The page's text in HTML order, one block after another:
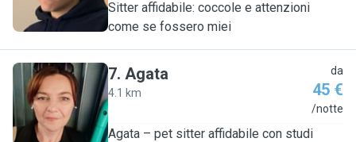
Sitter affidabile: coccole e attenzioni
come se fossero miei
A
7. Agata
4.1 km
da
45 €
/notte
Agata – pet sitter affidabile con studi